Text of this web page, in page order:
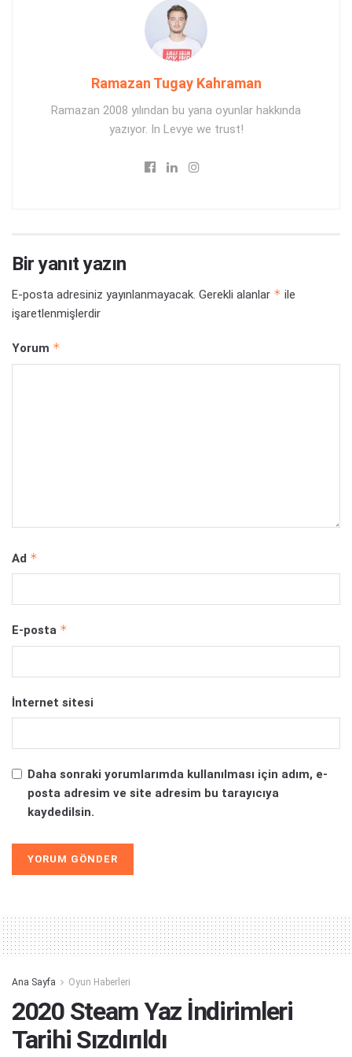
Ramazan Tugay Kahraman
Ramazan 2008 yılından bu yana oyunlar hakkında
yazıyor. In Levye we trust!
Bir yanıt yazın
E-posta adresiniz yayınlanmayacak. Gerekli alanlar * ile
işaretlenmişlerdir
Yorum *
Ad *
E-posta *
İnternet sitesi
Daha sonraki yorumlarımda kullanılması için adım, e-
posta adresim ve site adresim bu tarayıcıya
kaydedilsin.
Ana Sayfa Oyun Haberleri
2020 Steam Yaz İndirimleri
Tarihi Sızdırıldı